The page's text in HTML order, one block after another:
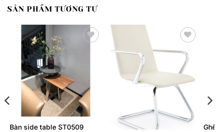
SẢN PHẨM TƯƠNG TỰ
Bàn side table ST0509
Thêm
yêu
thích